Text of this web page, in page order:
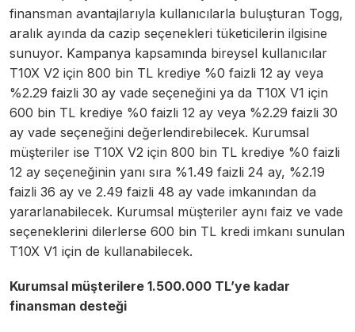
finansman avantajlarıyla kullanıcılarla buluşturan Togg,
aralık ayında da cazip seçenekleri tüketicilerin ilgisine
sunuyor. Kampanya kapsamında bireysel kullanıcılar
T10X V2 için 800 bin TL krediye %0 faizli 12 ay veya
%2.29 faizli 30 ay vade seçeneğini ya da T10X V1 için
600 bin TL krediye %0 faizli 12 ay veya %2.29 faizli 30
ay vade seçeneğini değerlendirebilecek. Kurumsal
müşteriler ise T10X V2 için 800 bin TL krediye %0 faizli
12 ay seçeneğinin yanı sıra %1.49 faizli 24 ay, %2.19
faizli 36 ay ve 2.49 faizli 48 ay vade imkanından da
yararlanabilecek. Kurumsal müşteriler aynı faiz ve vade
seçeneklerini dilerlerse 600 bin TL kredi imkanı sunulan
T10X V1 için de kullanabilecek.
Kurumsal müşterilere 1.500.000 TL’ye kadar
finansman desteği